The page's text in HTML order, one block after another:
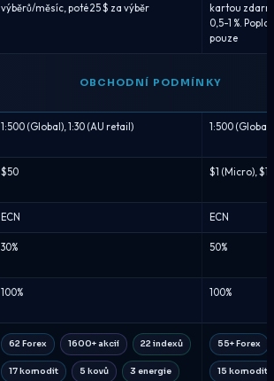
výběrů/měsíc, poté 25 $ za výběr
kartou
0,5-1 %.
pouze
OBCHODNÍ PODMÍNKY
1:500 (Global), 1:30 (AU retail) 1:500
$50 $1 (Micro),
ECN ECN
30% 50%
100% 100%
62 Forex 1600+ akcií 22 indexů
17 komodit 5 kovů 3 energie
55+ Forex
15 komodit